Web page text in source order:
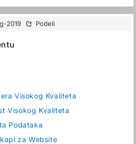
2019 Podeli
Visokog Kvaliteta
Visokog Kvaliteta
Podataka
za Website